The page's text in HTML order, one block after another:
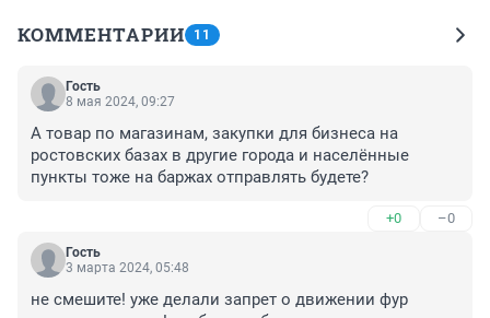
КОММЕНТАРИИ 11
Гость
8 мая 2024, 09:27
А товар по магазинам, закупки для бизнеса на
ростовских базах в другие города и населённые
пункты тоже на баржах отправлять будете?
+0 –0
Гость
3 марта 2024, 05:48
не смешите! уже делали запрет о движении фур